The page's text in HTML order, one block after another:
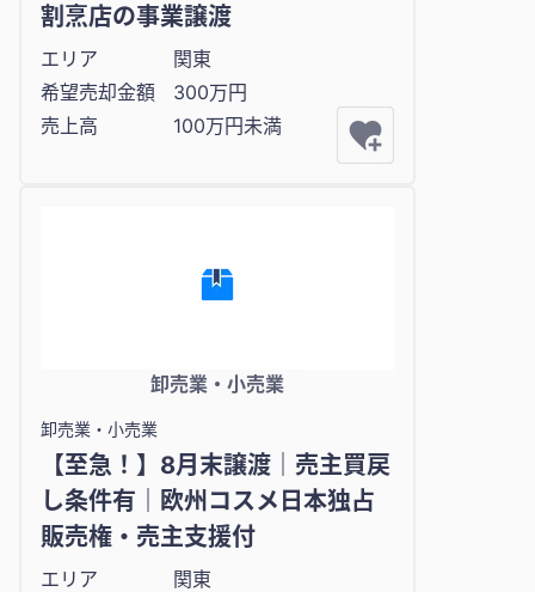
割烹店の事業譲渡
エリア
関東
希望売却金額
300万円
売上高
100万円未満
卸売業・小売業
卸売業・小売業
【至急！】8月末譲渡｜売主買戻
し条件有｜欧州コスメ日本独占
販売権・売主支援付
エリア
関東